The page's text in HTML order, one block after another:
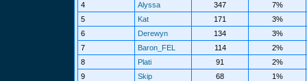
4
Alyssa 347
7%
5
Kat 171
3%
6
Derewyn 134
3%
7
Baron_FEL 114
2%
8
Plati 91
2%
9
Skip 68
1%